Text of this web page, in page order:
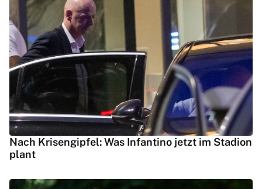
Nach Krisengipfel: Was Infantino jetzt im Stadion
plant